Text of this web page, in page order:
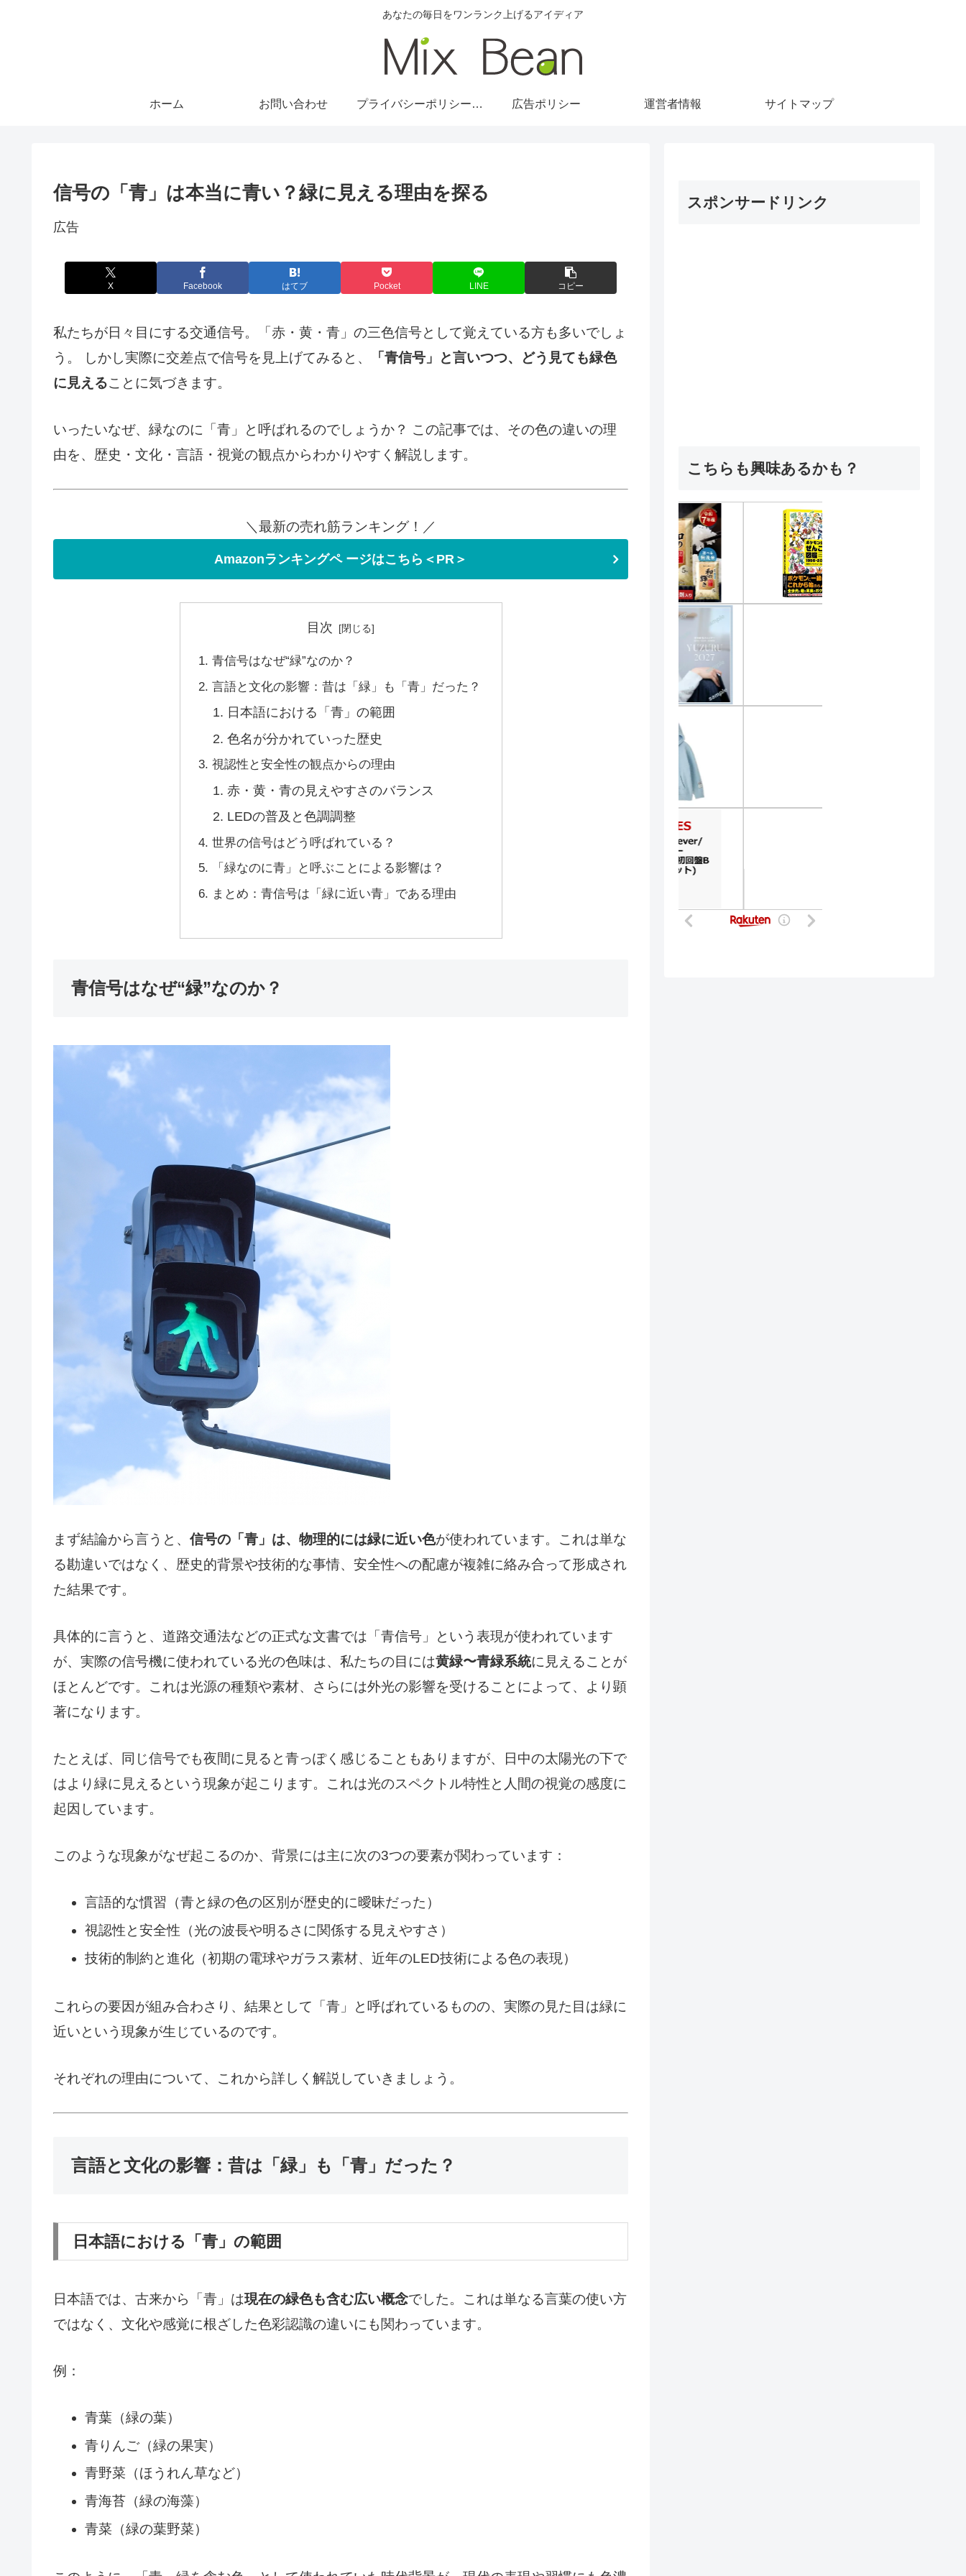
あなたの毎日をワンランク上げるアイディア
ホーム お問い合わせ プライバシーポリシー・免責事項 広告ポリシー 運営者情報 サイトマップ
信号の「青」は本当に青い？緑に見える理由を探る
広告
X Facebook はてブ Pocket LINE コピー
私たちが日々目にする交通信号。「赤・黄・青」の三色信号として覚えている方も多いでしょ
う。 しかし実際に交差点で信号を見上げてみると、
「青信号」と言いつつ、どう見ても緑色
に見えることに気づきます。
いったいなぜ、緑なのに「青」と呼ばれるのでしょうか？ この記事では、その色の違いの理
由を、歴史・文化・言語・視覚の観点からわかりやすく解説します。
＼最新の売れ筋ランキング！／
Amazonランキングペ ージはこちら＜PR＞
目次
青信号はなぜ“緑”なのか？
言語と文化の影響：昔は「緑」も「青」だった？
日本語における「青」の範囲
色名が分かれていった歴史
視認性と安全性の観点からの理由
赤・黄・青の見えやすさのバランス
LEDの普及と色調調整
世界の信号はどう呼ばれている？
「緑なのに青」と呼ぶことによる影響は？
まとめ：青信号は「緑に近い青」である理由
青信号はなぜ“緑”なのか？
まず結論から言うと、 信号の「青」は、物理的には緑に近い色が使われています。これは単な
る勘違いではなく、歴史的背景や技術的な事情、安全性への配慮が複雑に絡み合って形成され
た結果です。
具体的に言うと、道路交通法などの正式な文書では「青信号」という表現が使われています
が、実際の信号機に使われている光の色味は、私たちの目には黄緑〜青緑系統に見えることが
ほとんどです。これは光源の種類や素材、さらには外光の影響を受けることによって、より顕
著になります。
たとえば、同じ信号でも夜間に見ると青っぽく感じることもありますが、日中の太陽光の下で
はより緑に見えるという現象が起こります。これは光のスペクトル特性と人間の視覚の感度に
起因しています。
このような現象がなぜ起こるのか、背景には主に次の3つの要素が関わっています：
言語的な慣習（青と緑の色の区別が歴史的に曖昧だった）
視認性と安全性（光の波長や明るさに関係する見えやすさ）
技術的制約と進化（初期の電球やガラス素材、近年のLED技術による色の表現）
これらの要因が組み合わさり、結果として「青」と呼ばれているものの、実際の見た目は緑に
近いという現象が生じているのです。
それぞれの理由について、これから詳しく解説していきましょう。
言語と文化の影響：昔は「緑」も「青」だった？
日本語における「青」の範囲
日本語では、古来から「青」は現在の緑色も含む広い概念でした。これは単なる言葉の使い方
ではなく、文化や感覚に根ざした色彩認識の違いにも関わっています。
例：
青葉（緑の葉）
青りんご（緑の果実）
青野菜（ほうれん草など）
青海苔（緑の海藻）
青菜（緑の葉野菜）
スポンサードリンク
こちらも興味あるかも？